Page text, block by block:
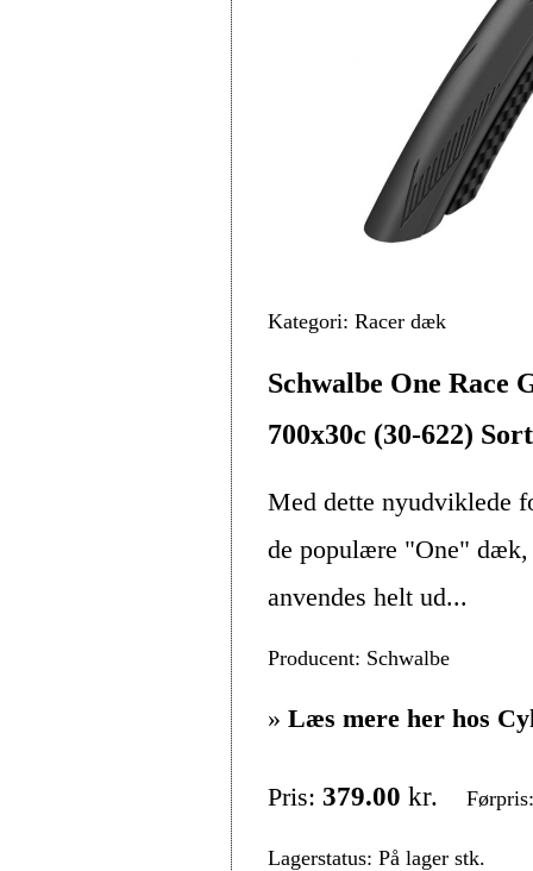
Kategori: Racer dæk
Schwalbe One Race
700x30c (30-622) Sort
Med dette nyudviklede
de populære "One" dæk,
anvendes helt ud...
Producent: Schwalbe
» Læs mere her hos
Pris: 379.00 kr.
Lagerstatus: På lager stk.